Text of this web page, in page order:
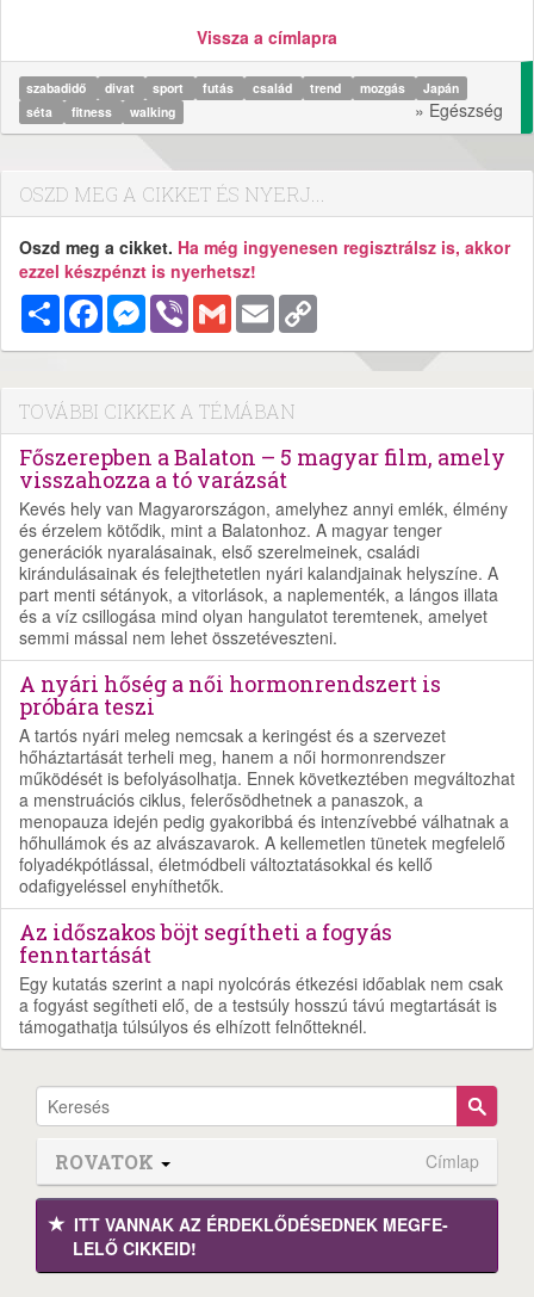
Vissza a címlapra
szabadidő divat sport futás család trend mozgás
Japán
séta
fitness walking » Egészség
OSZD MEG A CIKKET ÉS NYERJ...
Oszd meg a cikket. Ha még ingyenesen regisztrálsz is, akkor
ezzel készpénzt is nyerhetsz!
MegosztásFacebookMessenger
Viber Gmail Email
TOVÁBBI CIKKEK A TÉMÁBAN
Főszerepben a Balaton – 5 magyar film, amely
visszahozza a tó varázsát
Kevés hely van Magyarországon, amelyhez annyi emlék, élmény
és érzelem kötődik, mint a Balatonhoz. A magyar tenger
generációk nyaralásainak, első szerelmeinek, családi
kirándulásainak és felejthetetlen nyári kalandjainak helyszíne. A
part menti sétányok, a vitorlások, a naplementék, a lángos illata
és a víz csillogása mind olyan hangulatot teremtenek, amelyet
semmi mással nem lehet összetéveszteni.
A nyári hőség a női hormonrendszert is
próbára teszi
A tartós nyári meleg nemcsak a keringést és a szervezet
hőháztartását terheli meg, hanem a női hormonrendszer
működését is befolyásolhatja. Ennek következtében megváltozhat
a menstruációs ciklus, felerősödhetnek a panaszok, a
menopauza idején pedig gyakoribbá és intenzívebbé válhatnak a
hőhullámok és az alvászavarok. A kellemetlen tünetek megfelelő
folyadékpótlással, életmódbeli változtatásokkal és kellő
odafigyeléssel enyhíthetők.
Az időszakos böjt segítheti a fogyás
fenntartását
Egy kutatás szerint a napi nyolcórás étkezési időablak nem csak
a fogyást segítheti elő, de a testsúly hosszú távú megtartását is
támogathatja túlsúlyos és elhízott felnőtteknél.
ROVATOK Címlap
ITT VANNAK AZ ÉRDEK­LŐDÉ­SEDNEK MEGFE­
LELŐ CIKKEID!